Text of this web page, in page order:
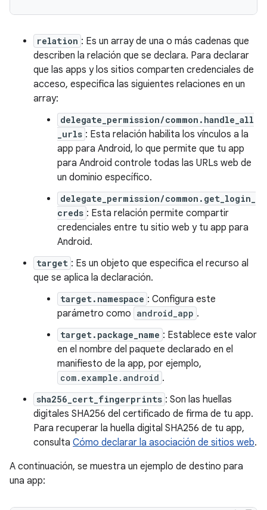
relation : Es un array de una o más cadenas que
describen la relación que se declara. Para declarar
que las apps y los sitios comparten credenciales de
acceso, especifica las siguientes relaciones en un
array:
delegate_permission/common.handle_all
_urls : Esta relación habilita los vínculos a la
app para Android, lo que permite que tu app
para Android controle todas las URLs web de
un dominio específico.
delegate_permission/common.get_login_
creds : Esta relación permite compartir
credenciales entre tu sitio web y tu app para
Android.
target : Es un objeto que especifica el recurso al
que se aplica la declaración.
target.namespace : Configura este
parámetro como android_app .
target.package_name : Establece este valor
en el nombre del paquete declarado en el
manifiesto de la app, por ejemplo,
com.example.android .
sha256_cert_fingerprints : Son las huellas
digitales SHA256 del certificado de firma de tu app.
Para recuperar la huella digital SHA256 de tu app,
consulta Cómo declarar la asociación de sitios web.
A continuación, se muestra un ejemplo de destino para
una app: